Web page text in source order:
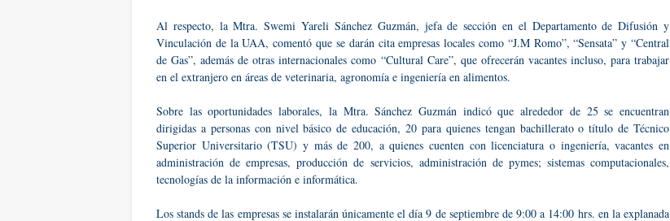
Al respecto, la Mtra. Swemi Yareli Sánchez Guzmán, jefa de sección en el Departamento de Difusión y
Vinculación de la UAA, comentó que se darán cita empresas locales como “J.M Romo”, “Sensata” y “Central
de Gas”, además de otras internacionales como “Cultural Care”, que ofrecerán vacantes incluso, para trabajar
en el extranjero en áreas de veterinaria, agronomía e ingeniería en alimentos.
Sobre las oportunidades laborales, la Mtra. Sánchez Guzmán indicó que alrededor de 25 se encuentran
dirigidas a personas con nivel básico de educación, 20 para quienes tengan bachillerato o título de Técnico
Superior Universitario (TSU) y más de 200, a quienes cuenten con licenciatura o ingeniería, vacantes en
administración de empresas, producción de servicios, administración de pymes; sistemas computacionales,
tecnologías de la información e informática.
Los stands de las empresas se instalarán únicamente el día 9 de septiembre de 9:00 a 14:00 hrs. en la explanada